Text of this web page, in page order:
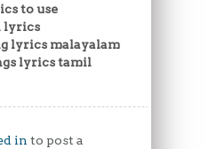
to use
lyrics
lyrics malayalam
lyrics tamil
in to post a